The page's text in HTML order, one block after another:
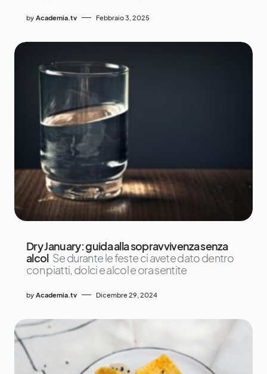
by Academia.tv Febbraio 3, 2025
Dry January: guida alla sopravvivenza senza
alcol Se durante le feste ci avete dato dentro
con piatti, dolci e alcol e ora sentite
by Academia.tv Dicembre 29, 2024